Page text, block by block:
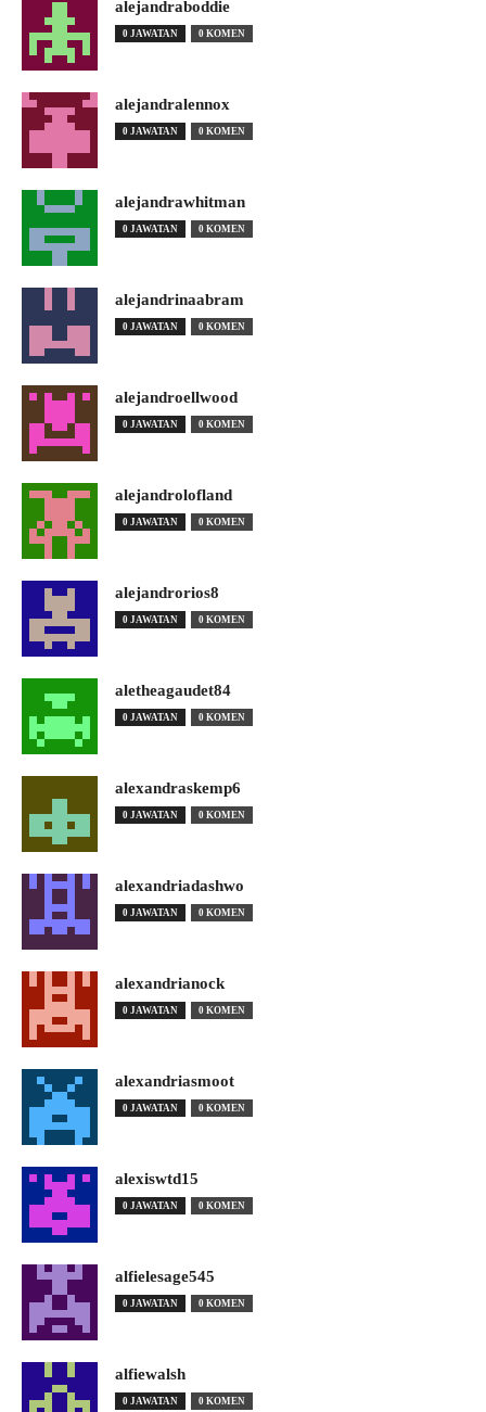
alejandraboddie
0 JAWATAN 0 KOMEN
alejandralennox
0 JAWATAN 0 KOMEN
alejandrawhitman
0 JAWATAN 0 KOMEN
alejandrinaabram
0 JAWATAN 0 KOMEN
alejandroellwood
0 JAWATAN 0 KOMEN
alejandrolofland
0 JAWATAN 0 KOMEN
alejandrorios8
0 JAWATAN 0 KOMEN
aletheagaudet84
0 JAWATAN 0 KOMEN
alexandraskemp6
0 JAWATAN 0 KOMEN
alexandriadashwo
0 JAWATAN 0 KOMEN
alexandrianock
0 JAWATAN 0 KOMEN
alexandriasmoot
0 JAWATAN 0 KOMEN
alexiswtd15
0 JAWATAN 0 KOMEN
alfielesage545
0 JAWATAN 0 KOMEN
alfiewalsh
0 JAWATAN 0 KOMEN